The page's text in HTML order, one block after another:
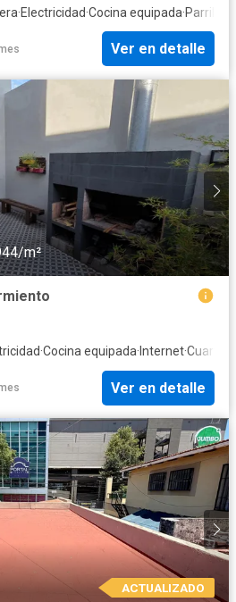
·Electricidad·Cocina equipada·Parrilla
Ver en detalle
m²
·Cocina equipada· Internet·Cuarto
Ver en detalle
ACTUALIZADO